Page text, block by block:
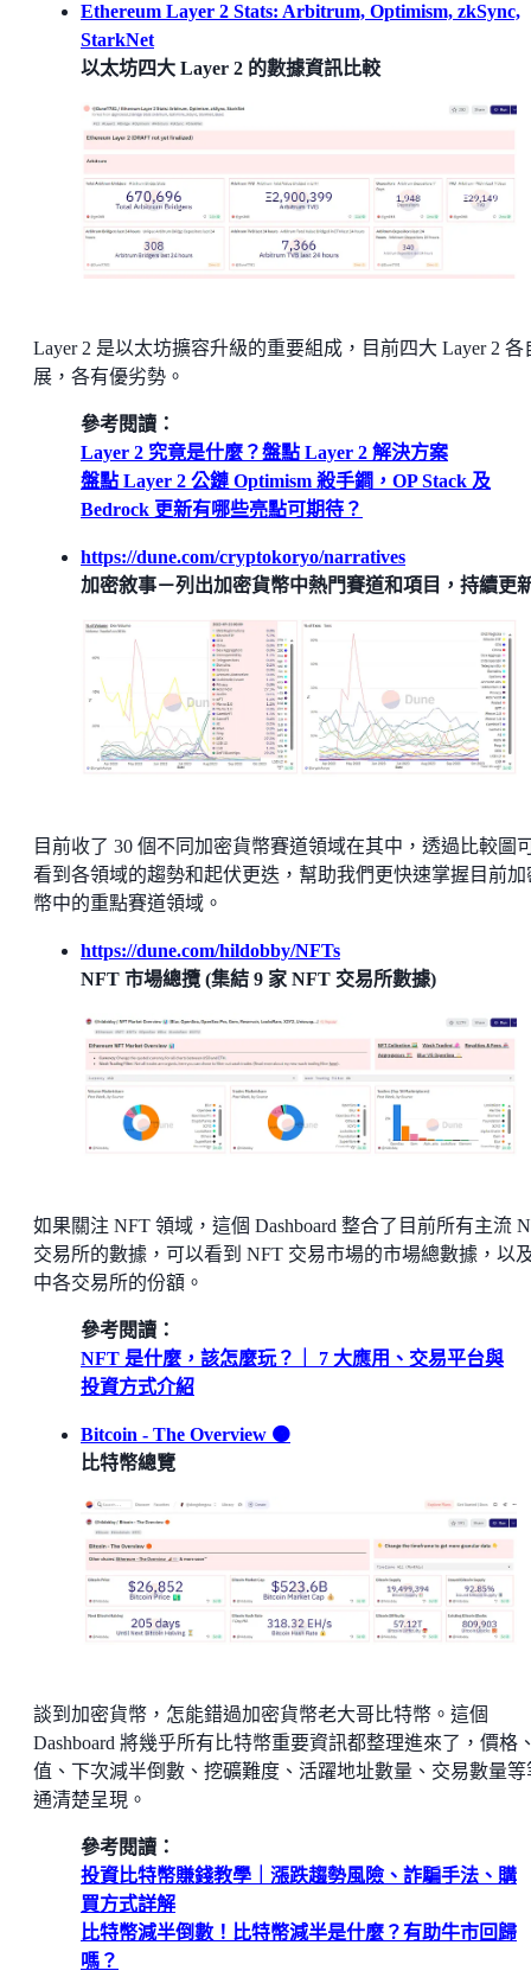
Ethereum Layer 2 Stats: Arbitrum, Optimism, zkSync,
StarkNet
以太坊四大 Layer 2 的數據資訊比較
Layer 2 是以太坊擴容升級的重要組成，目前四大 Layer 2 各
展，各有優劣勢。
參考閱讀：
Layer 2 究竟是什麼？盤點 Layer 2 解決方案
盤點 Layer 2 公鏈 Optimism 殺手鐧，OP Stack 及
Bedrock 更新有哪些亮點可期待？
https://dune.com/cryptokoryo/narratives
加密敘事－列出加密貨幣中熱門賽道和項目，持續更
目前收了 30 個不同加密貨幣賽道領域在其中，透過比較圖
看到各領域的趨勢和起伏更迭，幫助我們更快速掌握目前加
幣中的重點賽道領域。
https://dune.com/hildobby/NFTs
NFT 市場總攬 (集結 9 家 NFT 交易所數據)
如果關注 NFT 領域，這個 Dashboard 整合了目前所有主流
交易所的數據，可以看到 NFT 交易市場的市場總數據，以
中各交易所的份額。
參考閱讀：
NFT 是什麼，該怎麼玩？｜ 7 大應用、交易平台與
投資方式介紹
Bitcoin - The Overview 🟠
比特幣總覽
談到加密貨幣，怎能錯過加密貨幣老大哥比特幣。這個
Dashboard 將幾乎所有比特幣重要資訊都整理進來了，價格
值、下次減半倒數、挖礦難度、活躍地址數量、交易數量等
通清楚呈現。
參考閱讀：
投資比特幣賺錢教學｜漲跌趨勢風險、詐騙手法、購
買方式詳解
比特幣減半倒數！比特幣減半是什麼？有助牛市回歸
嗎？